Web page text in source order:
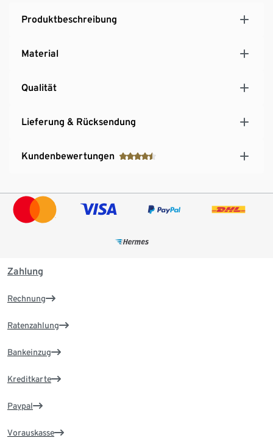
Produktbeschreibung
Material
Qualität
Lieferung & Rücksendung
Kundenbewertungen
Zahlung
Rechnung
Ratenzahlung
Bankeinzug
Kreditkarte
Paypal
Vorauskasse